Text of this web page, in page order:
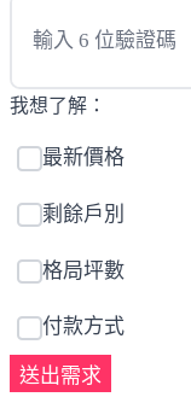
我想了解：
最新價格
剩餘戶別
格局坪數
付款方式
送出需求